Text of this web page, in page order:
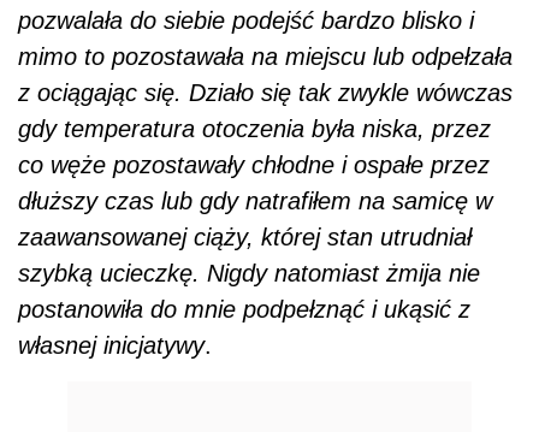
pozwalała do siebie podejść bardzo blisko i
mimo to pozostawała na miejscu lub odpełzała
z ociągając się. Działo się tak zwykle wówczas
gdy temperatura otoczenia była niska, przez
co węże pozostawały chłodne i ospałe przez
dłuższy czas lub gdy natrafiłem na samicę w
zaawansowanej ciąży, której stan utrudniał
szybką ucieczkę. Nigdy natomiast żmija nie
postanowiła do mnie podpełznąć i ukąsić z
własnej inicjatywy.